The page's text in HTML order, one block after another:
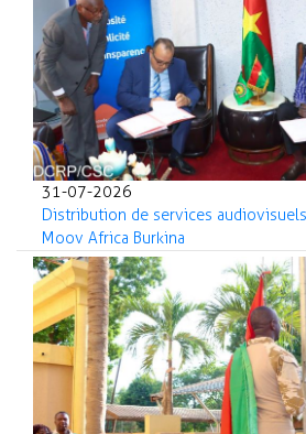
31-07-2026
Distribution de services
Moov Africa Burkina